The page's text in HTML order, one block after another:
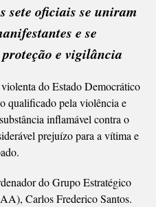
sete oficiais se uniram
e se
e vigilância
do Estado Democrático
qualificado pela violência e
inflamável contra o
prejuízo para a vítima e
do Grupo Estratégico
Carlos Frederico Santos.